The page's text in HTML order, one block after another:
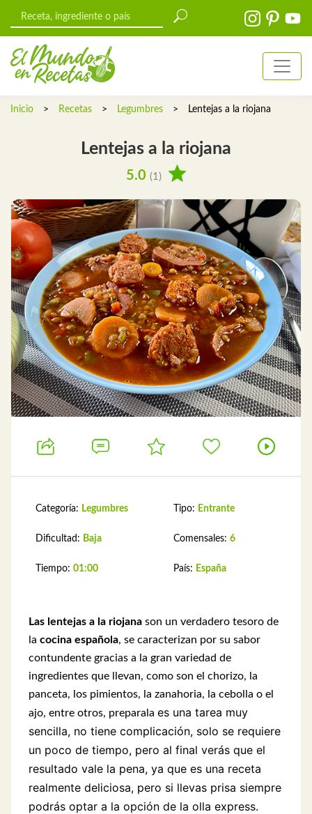
Inicio > Recetas > Legumbres > Lentejas a la riojana
Lentejas a la riojana
5.0 (1)
Categoría: Legumbres
Dificultad: Baja
Tiempo: 01:00
Tipo: Entrante
Comensales: 6
País: España
Las lentejas a la riojana son un verdadero tesoro de
la cocina española, se caracterizan por su sabor
contundente gracias a la gran variedad de
ingredientes que llevan, como son el chorizo, la
panceta, los pimientos, la zanahoria, la cebolla o el
ajo, entre otros, preparala es una tarea muy
sencilla, no tiene complicación, solo se requiere
un poco de tiempo, pero al final verás que el
resultado vale la pena, ya que es una receta
realmente deliciosa, pero si llevas prisa siempre
podrás optar a la opción de la olla express.